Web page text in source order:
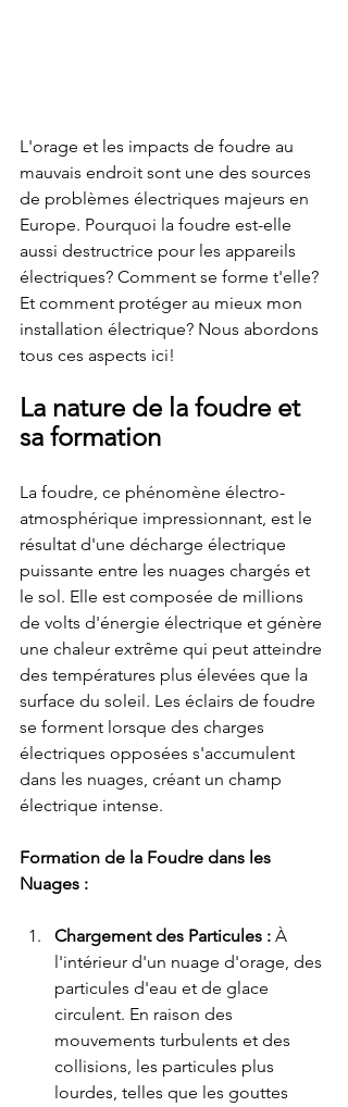
L'orage et les impacts de foudre au
mauvais endroit sont une des sources
de problèmes électriques majeurs en
Europe. Pourquoi la foudre est-elle
aussi destructrice pour les appareils
électriques? Comment se forme t'elle?
Et comment protéger au mieux mon
installation électrique? Nous abordons
tous ces aspects ici!
La nature de la foudre et
sa formation
La foudre, ce phénomène électro-
atmosphérique impressionnant, est le
résultat d'une décharge électrique
puissante entre les nuages chargés et
le sol. Elle est composée de millions
de volts d'énergie électrique et génère
une chaleur extrême qui peut atteindre
des températures plus élevées que la
surface du soleil. Les éclairs de foudre
se forment lorsque des charges
électriques opposées s'accumulent
dans les nuages, créant un champ
électrique intense.
Formation de la Foudre dans les
Nuages :
Chargement des Particules : À
l'intérieur d'un nuage d'orage, des
particules d'eau et de glace
circulent. En raison des
mouvements turbulents et des
collisions, les particules plus
lourdes, telles que les gouttes